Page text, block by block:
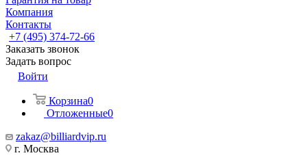
Компания
Контакты
+7 (495) 374-72-66
Заказать звонок
Задать вопрос
Войти
Корзина0
Отложенные0
zakaz@billiardvip.ru
г. Москва